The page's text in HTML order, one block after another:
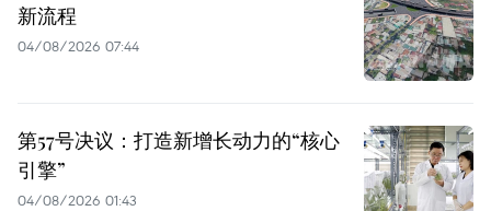
新流程
04/08/2026 07:44
第57号决议：打造新增长动力的“核心
引擎”
04/08/2026 01:43